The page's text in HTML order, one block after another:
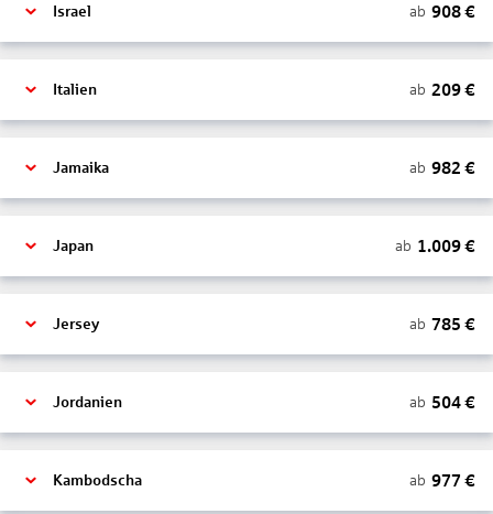
Israel ab 908€
Italien ab 209€
Jamaika ab 982 €
Japan ab 1.009€
Jersey ab 785 €
Jordanien ab 504€
Kambodscha ab 977 €